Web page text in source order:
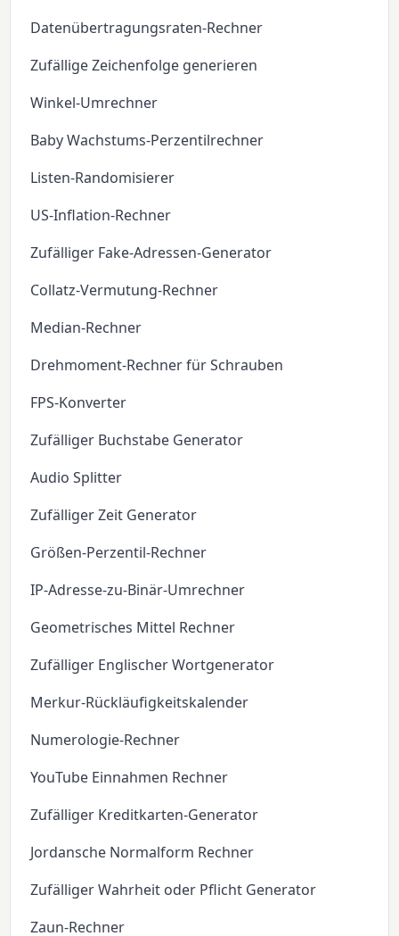
Datenübertragungsraten-Rechner
Zufällige Zeichenfolge generieren
Winkel-Umrechner
Baby Wachstums-Perzentilrechner
Listen-Randomisierer
US-Inflation-Rechner
Zufälliger Fake-Adressen-Generator
Collatz-Vermutung-Rechner
Median-Rechner
Drehmoment-Rechner für Schrauben
FPS-Konverter
Zufälliger Buchstabe Generator
Audio Splitter
Zufälliger Zeit Generator
Größen-Perzentil-Rechner
IP-Adresse-zu-Binär-Umrechner
Geometrisches Mittel Rechner
Zufälliger Englischer Wortgenerator
Merkur-Rückläufigkeitskalender
Numerologie-Rechner
YouTube Einnahmen Rechner
Zufälliger Kreditkarten-Generator
Jordansche Normalform Rechner
Zufälliger Wahrheit oder Pflicht Generator
Zaun-Rechner